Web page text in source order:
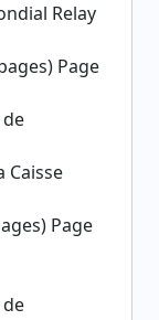
Relay
Page
Caisse
Page